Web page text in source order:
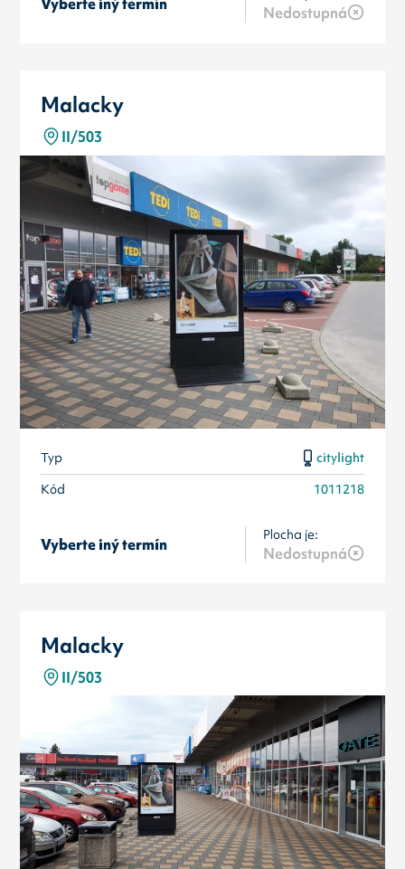
Nedostupná
Malacky
II/503
Typ
citylight
Kód
1011218
Vyberte iný termín
Plocha je:
Nedostupná
Malacky
II/503